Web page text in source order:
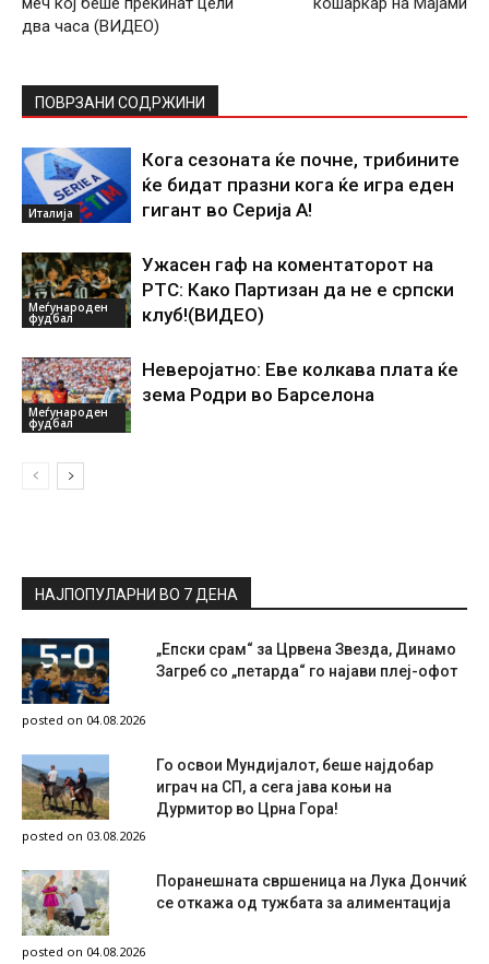
два часа (ВИДЕО)
ПОВРЗАНИ СОДРЖИНИ
Италија
Кога сезоната ќе почне, трибините
ќе бидат празни кога ќе игра еден
гигант во Серија А!
Меѓународен
фудбал
Ужасен гаф на коментаторот на
РТС: Како Партизан да не е српски
клуб!(ВИДЕО)
Меѓународен
фудбал
Неверојатно: Еве колкава плата ќе
зема Родри во Барселона
НАЈПОПУЛАРНИ ВО 7 ДЕНА
„Епски срам“ за Црвена Звезда, Динамо
Загреб со „петарда“ го најави плеј-офот
posted on 04.08.2026
Го освои Мундијалот, беше најдобар
играч на СП, а сега јава коњи на
Дурмитор во Црна Гора!
posted on 03.08.2026
Поранешната свршеница на Лука Дончиќ
се откажа од тужбата за алиментација
posted on 04.08.2026